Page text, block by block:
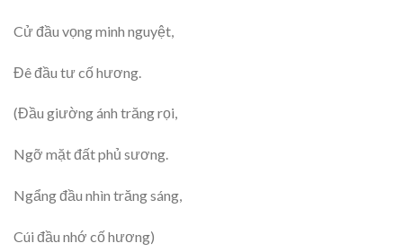
Cử đầu vọng minh nguyệt,
Đê đầu tư cố hương.
(Đầu giường ánh trăng rọi,
Ngỡ mặt đất phủ sương.
Ngẩng đầu nhìn trăng sáng,
Cúi đầu nhớ cố hương)